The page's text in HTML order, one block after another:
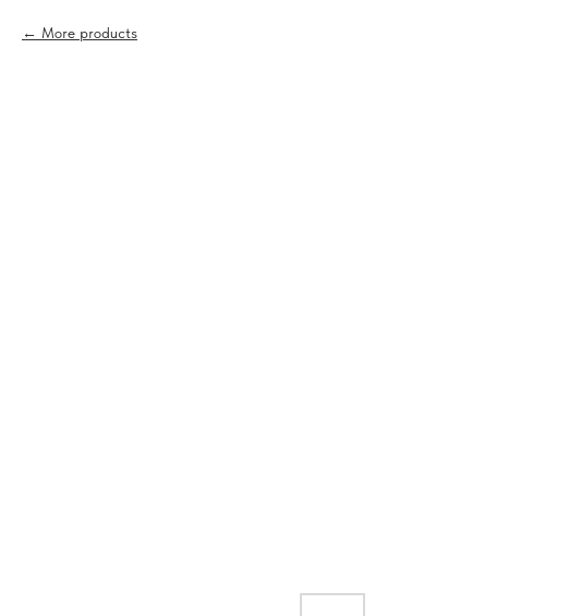
More products